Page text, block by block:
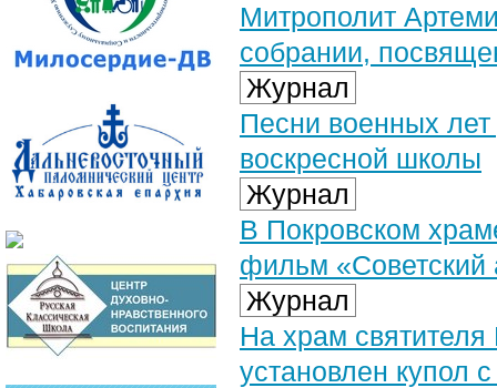
Митрополит
собрании,
Журнал
Песни военных
воскресной школы
Журнал
В Покровском
фильм «Советский
Журнал
На храм
установлен купол